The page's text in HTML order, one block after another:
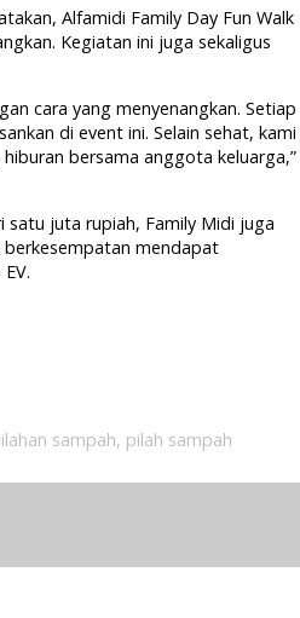
Alfamidi Family Day Fun Walk
Kegiatan ini juga sekaligus
cara yang menyenangkan. Setiap
di event ini. Selain sehat, kami
bersama anggota keluarga,”
juta rupiah, Family Midi juga
berkesempatan mendapat
sampah, pilah sampah